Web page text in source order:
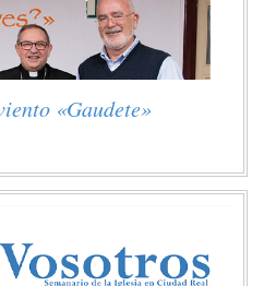
«Gaudete»